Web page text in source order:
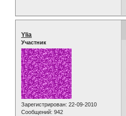
Ylia
Участник
Зарегистрирован: 22-09-2010
Сообщений: 942